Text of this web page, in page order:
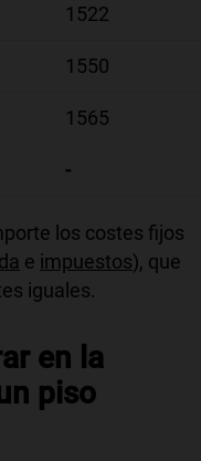
1522
1550
1565
-
los costes fijos
e impuestos), que
iguales.
en la
piso